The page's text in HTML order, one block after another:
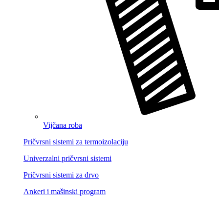
Vijčana roba
Pričvrsni sistemi za termoizolaciju
Univerzalni pričvrsni sistemi
Pričvrsni sistemi za drvo
Ankeri i mašinski program